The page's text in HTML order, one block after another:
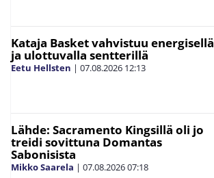
Kataja Basket vahvistuu energisellä
ja ulottuvalla sentterillä
Eetu Hellsten | 07.08.2026 12:13
Lähde: Sacramento Kingsillä oli jo
treidi sovittuna Domantas
Sabonisista
Mikko Saarela | 07.08.202607:18